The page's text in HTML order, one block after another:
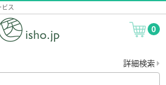
ス
0
詳細検索